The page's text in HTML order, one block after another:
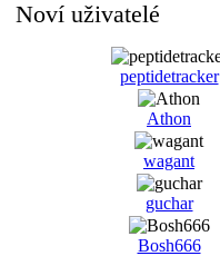
Noví uživatelé
peptidetracker
Athon
wagant
guchar
Bosh666